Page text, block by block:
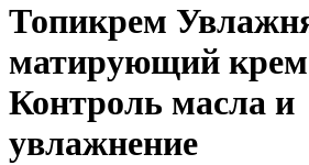
Топикрем
матирующий
Контроль масла и
увлажнение